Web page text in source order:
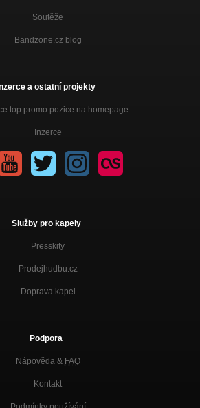
Soutěže
Bandzone.cz blog
a ostatní projekty
top promo pozice na homepage
Inzerce
Služby pro kapely
Presskity
Prodejhudbu.cz
Doprava kapel
Podpora
Nápověda & FAQ
Kontakt